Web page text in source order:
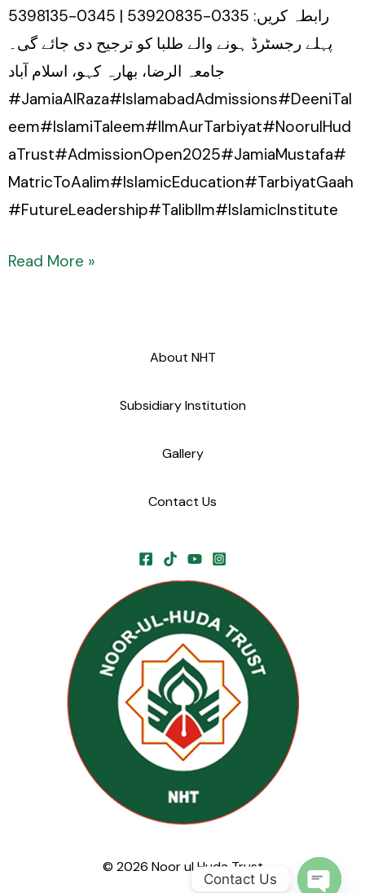
رابطہ کریں: 0335-53920835 | 0345-5398135
پہلے رجسٹرڈ ہونے والے طلبا کو ترجیح دی جائے گی۔
جامعہ الرضا، بھارہ کہو، اسلام آباد
#JamiaAlRaza#IslamabadAdmissions#DeeniTal
eem#IslamiTaleem#IlmAurTarbiyat#NoorulHud
aTrust#AdmissionOpen2025#JamiaMustafa#
MatricToAalim#IslamicEducation#TarbiyatGaah
#FutureLeadership#TalibIlm#IslamicInstitute
Read More »
About NHT
Subsidiary Institution
Gallery
Contact Us
© 2026 Noor ul Huda Trust
Contact Us